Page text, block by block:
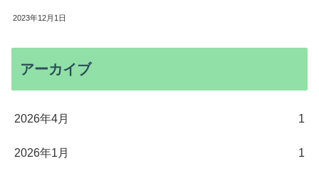
2023年12月1日
アーカイブ
2026年4月 1
2026年1月 1